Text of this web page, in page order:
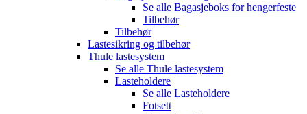
Se alle Bagasjeboks for hengerfeste
Tilbehør
Tilbehør
Lastesikring og tilbehør
Thule lastesystem
Se alle Thule lastesystem
Lasteholdere
Se alle Lasteholdere
Fotsett